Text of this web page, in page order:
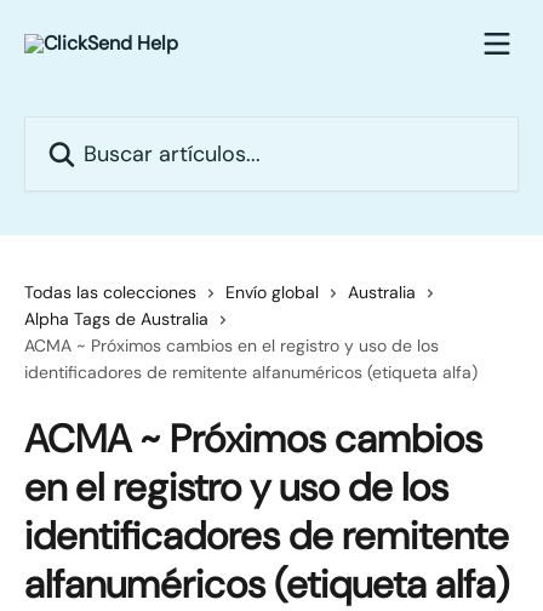
Todas las colecciones Envío global
Australia
Alpha Tags de Australia
ACMA ~ Próximos cambios en el registro y uso de los
identificadores de remitente alfanuméricos (etiqueta alfa)
ACMA ~ Próximos cambios
en el registro y uso de los
identificadores de remitente
alfanuméricos (etiqueta alfa)